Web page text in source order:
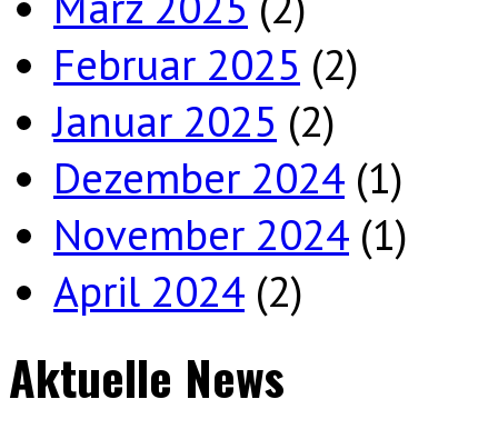
Februar 2025 (2)
Januar 2025 (2)
Dezember 2024 (1)
November 2024 (1)
April 2024 (2)
Aktuelle News